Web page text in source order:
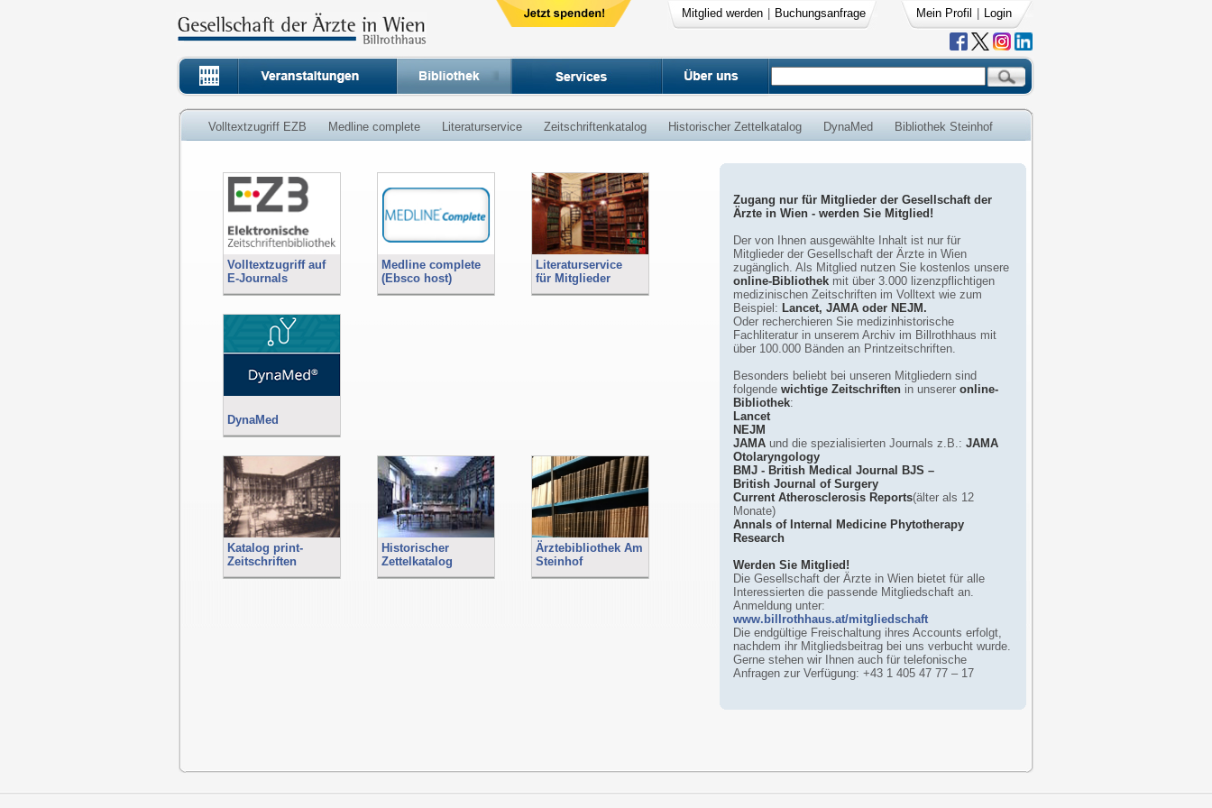
Mitglied werden Buchungsanfrage Mein Profil Login
Volltextzugriff EZB Medline complete Literaturservice Zeitschriftenkatalog Historischer Zettelkatalog DynaMed Bibliothek Steinhof
Zugang nur für Mitglieder der Gesellschaft der
Ärzte in Wien - werden Sie Mitglied!
Der von Ihnen ausgewählte Inhalt ist nur für
Mitglieder der Gesellschaft der Ärzte in Wien
zugänglich. Als Mitglied nutzen Sie kostenlos unsere
online-Bibliothekmit über 3.000 lizenzpflichtigen
medizinischen Zeitschriften im Volltext wie zum
Beispiel: Lancet, JAMA oder NEJM.
Oder recherchieren Sie medizinhistorische
Fachliteratur in unserem Archiv im Billrothhaus mit
über 100.000 Bänden an Printzeitschriften.
Besonders beliebt bei unseren Mitgliedern sind
folgende wichtige Zeitschriftenin unserer online-
Bibliothek:
Lancet
NEJM
JAMAund die spezialisierten Journals z.B.: JAMA
Otolaryngology
BMJ - British Medical Journal BJS –
British Journal of Surgery
Current Atherosclerosis Reports(älter als 12
Monate)
Annals of Internal Medicine Phytotherapy
Research
Werden Sie Mitglied!
Die Gesellschaft der Ärzte in Wien bietet für alle
Interessierten die passende Mitgliedschaft an.
Anmeldung unter:
www.billrothhaus.at/mitgliedschaft
Die endgültige Freischaltung ihres Accounts erfolgt,
nachdem ihr Mitgliedsbeitrag bei uns verbucht wurde.
Gerne stehen wir Ihnen auch für telefonische
Anfragen zur Verfügung: +43 1 405 47 77 – 17
Volltextzugriff auf
E-Journals
Medline complete
(Ebsco host)
Literaturservice
für Mitglieder
DynaMed
Katalog print-
Zeitschriften
Historischer
Zettelkatalog
Ärztebibliothek Am
Steinhof